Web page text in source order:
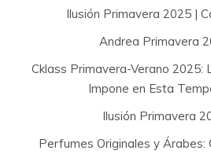
r
:
Ilusión Primavera 2025 |
Andrea Primavera
Cklass Primavera-Verano 2025:
Impone en Esta
Ilusión Primavera
Perfumes Originales y Árabes: